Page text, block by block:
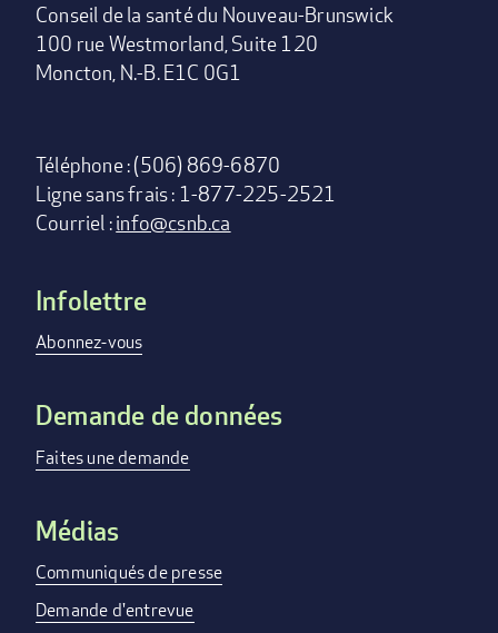
Conseil de la santé du Nouveau-Brunswick
100 rue Westmorland, Suite 120
Moncton, N.-B. E1C 0G1
Téléphone : (506) 869-6870
Ligne sans frais : 1-877-225-2521
Courriel :info@csnb.ca
Footer
menu
Infolettre
Abonnez-vous
Demande de données
Faites une demande
Médias
Communiqués de presse
Demande d'entrevue